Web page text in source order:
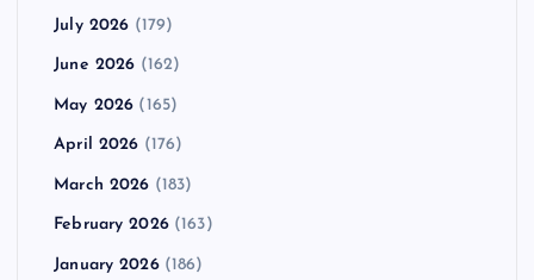
July 2026 (179)
June 2026 (162)
May 2026 (165)
April 2026 (176)
March 2026 (183)
February 2026(163)
January 2026(186)